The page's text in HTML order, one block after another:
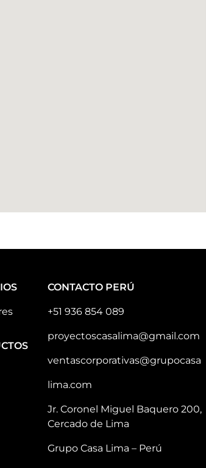
CONTACTO PERÚ
+51 936 854 089
proyectoscasalima@gmail.com
ventascorporativas@grupocasa
lima.com
Jr. Coronel Miguel Baquero 200,
Cercado de Lima
Grupo Casa Lima – Perú